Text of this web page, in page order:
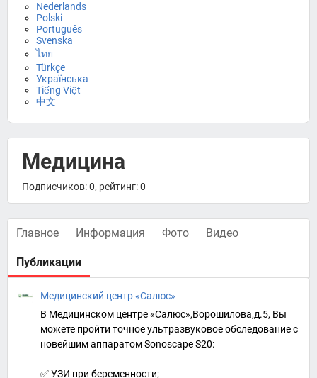
Nederlands
Polski
Português
Svenska
ไทย
Türkçe
Українська
Tiếng Việt
中文
Медицина
Подписчиков: 0, рейтинг: 0
Главное Информация Фото Видео
Публикации
Медицинский центр «Салюс»
В Медицинском центре «Салюс»,Ворошилова,д.5, Вы
можете пройти точное ультразвуковое обследование с
новейшим аппаратом Sonoscape S20:
✅ УЗИ при беременности;